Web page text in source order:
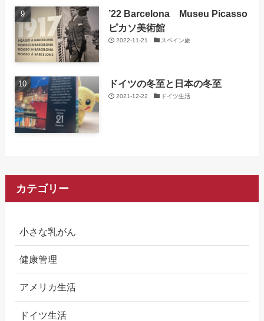
’22 Barcelona Museu Picasso
ピカソ美術館
2022-11-21 スペイン旅
ドイツの冬至と日本の冬至
2021-12-22 ドイツ生活
カテゴリー
小さな乳がん
健康管理
アメリカ生活
ドイツ生活